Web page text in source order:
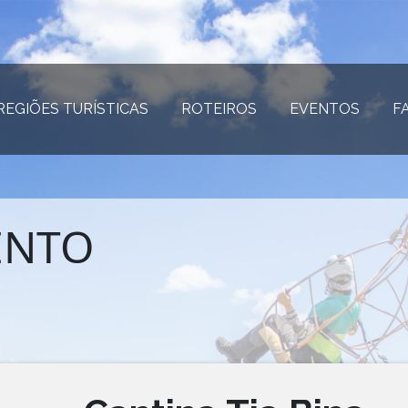
TURÍSTICAS(página atual)
ROTEIROS (página atual)
EVENTOS